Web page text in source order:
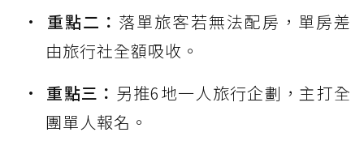
重點二： 落單旅客若無法配房，單房差
由旅行社全額吸收。
重點三： 另推6地一人旅行企劃，主打全
團單人報名。